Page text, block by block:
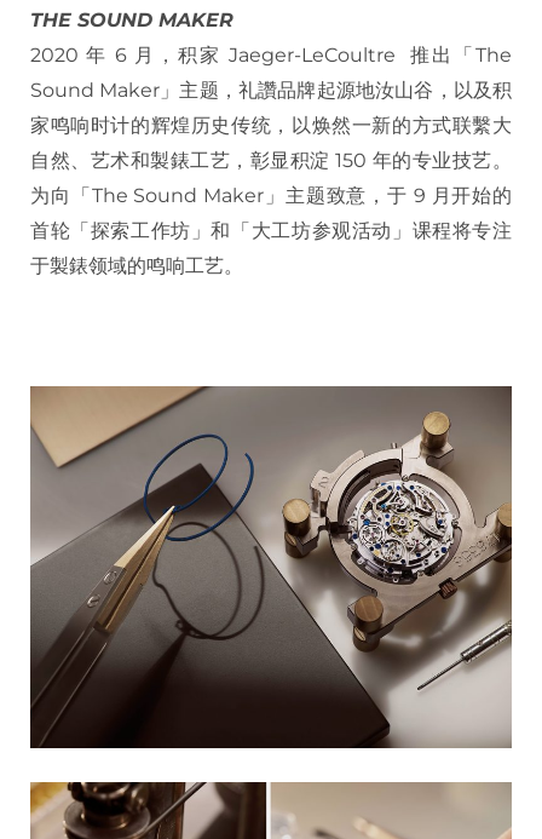
THE SOUND MAKER
2020 年 6 月，积家 Jaeger-LeCoultre 推出「The
Sound Maker」主题，礼讚品牌起源地汝山谷，以及积
家鸣响时计的辉煌历史传统，以焕然一新的方式联繫大
自然、艺术和製錶工艺，彰显积淀 150 年的专业技艺。
为向「The Sound Maker」主题致意，于 9 月开始的
首轮「探索工作坊」和「大工坊参观活动」课程将专注
于製錶领域的鸣响工艺。